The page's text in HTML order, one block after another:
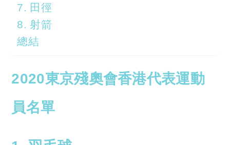
7. 田徑
8. 射箭
總結
2020東京殘奧會香港代表運動
員名單